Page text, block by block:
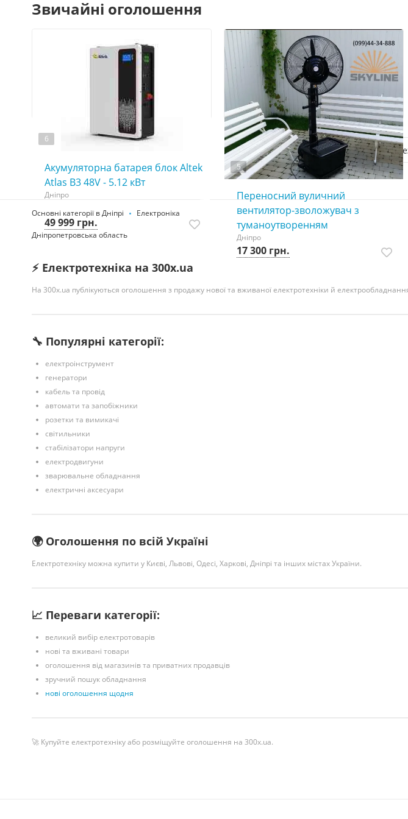
Звичайні оголошення
6
Акумуляторна батарея блок Altek
Atlas В3 48V - 5.12 кBт
Дніпро
49 999 грн.
5
Переносний вуличний
вентилятор-зволожувач з
туманоутворенням
Дніпро
17 300 грн.
Підпишіться
Основні категорії в Дніпрі Електроніка
Дніпропетровська область
⚡ Електротехніка на 300x.ua
На 300x.ua публікуються оголошення з продажу нової та вживаної електротехніки й
🔧 Популярні категорії:
електроінструмент
генератори
кабель та провід
автомати та запобіжники
розетки та вимикачі
світильники
стабілізатори напруги
електродвигуни
зварювальне обладнання
електричні аксесуари
🌍 Оголошення по всій Україні
Електротехніку можна купити у Києві, Львові, Одесі, Харкові, Дніпрі та інших містах України.
📈 Переваги категорії:
великий вибір електротоварів
нові та вживані товари
оголошення від магазинів та приватних продавців
зручний пошук обладнання
нові оголошення щодня
🚀 Купуйте електротехніку або розміщуйте оголошення на 300x.ua.